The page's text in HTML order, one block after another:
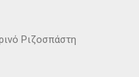
Ριζοσπάστη